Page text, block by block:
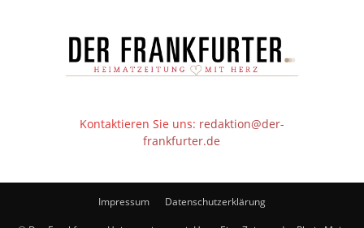
Kontaktieren Sie uns: redaktion@der-
frankfurter.de
Impressum Datenschutzerklärung